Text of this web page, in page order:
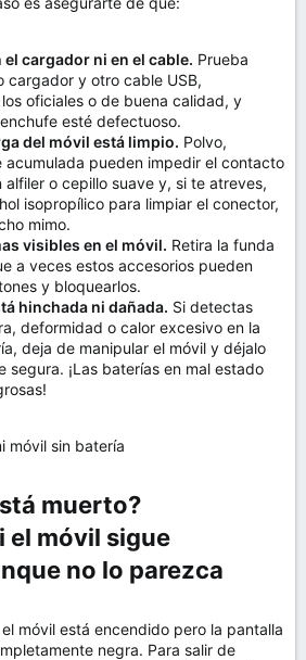
el cargador ni en el cable. Prueba
cargador y otro cable USB,
oficiales o de buena calidad, y
esté defectuoso.
del móvil está limpio. Polvo,
acumulada pueden impedir el contacto
alfiler o cepillo suave y, si te atreves,
isopropílico para limpiar el conector,
mimo.
visibles en el móvil. Retira la funda
a veces estos accesorios pueden
y bloquearlos.
hinchada ni dañada. Si detectas
deformidad o calor excesivo en la
deja de manipular el móvil y déjalo
segura. ¡Las baterías en mal estado
muerto?
el móvil sigue
no lo parezca​
móvil está encendido pero la pantalla
negra. Para salir de